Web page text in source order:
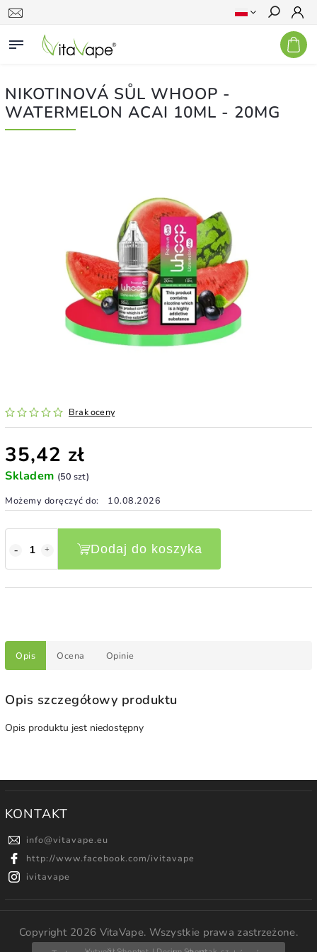
Szukaj
NIKOTINOVÁ SŮL WHOOP -
WATERMELON ACAI 10ML - 20MG
Brak oceny
35,42 zł
Skladem (50 szt)
Możemy doręczyć do:
10.08.2026
Dodaj do koszyka
Opis Ocena Opinie
Opis szczegółowy produktu
Opis produktu jest niedostępny
KONTAKT
info@vitavape.eu
http://www.facebook.com/ivitavape
ivitavape
Copyright 2026 VitaVape. Wszystkie prawa zastrzeżone.